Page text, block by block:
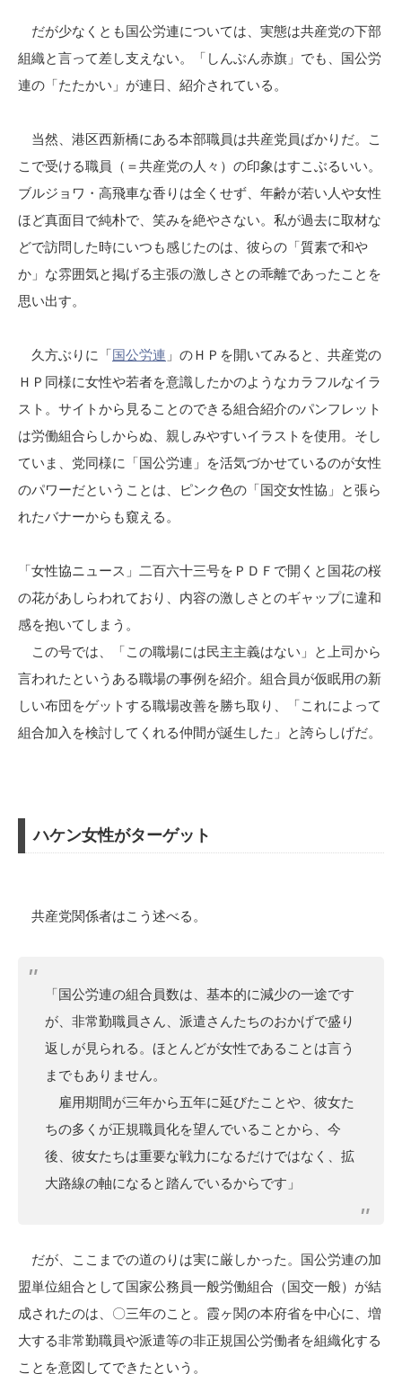
だが少なくとも国公労連については、実態は共産党の下部
組織と言って差し支えない。「しんぶん赤旗」でも、国公労
連の「たたかい」が連日、紹介されている。
当然、港区西新橋にある本部職員は共産党員ばかりだ。こ
こで受ける職員（＝共産党の人々）の印象はすこぶるいい。
ブルジョワ・高飛車な香りは全くせず、年齢が若い人や女性
ほど真面目で純朴で、笑みを絶やさない。私が過去に取材な
どで訪問した時にいつも感じたのは、彼らの「質素で和や
か」な雰囲気と掲げる主張の激しさとの乖離であったことを
思い出す。
久方ぶりに「国公労連 」のＨＰを開いてみると、共産党の
ＨＰ同様に女性や若者を意識したかのようなカラフルなイラ
スト。サイトから見ることのできる組合紹介のパンフレット
は労働組合らしからぬ、親しみやすいイラストを使用。そし
ていま、党同様に「国公労連」を活気づかせているのが女性
のパワーだということは、ピンク色の「国交女性協」と張ら
れたバナーからも窺える。
「女性協ニュース」二百六十三号をＰＤＦで開くと国花の桜
の花があしらわれており、内容の激しさとのギャップに違和
感を抱いてしまう。
この号では、「この職場には民主主義はない」と上司から
言われたというある職場の事例を紹介。組合員が仮眠用の新
しい布団をゲットする職場改善を勝ち取り、「これによって
組合加入を検討してくれる仲間が誕生した」と誇らしげだ。
ハケン女性がターゲット
共産党関係者はこう述べる。
「国公労連の組合員数は、基本的に減少の一途です
が、非常勤職員さん、派遣さんたちのおかげで盛り
返しが見られる。ほとんどが女性であることは言う
までもありません。
雇用期間が三年から五年に延びたことや、彼女た
ちの多くが正規職員化を望んでいることから、今
後、彼女たちは重要な戦力になるだけではなく、拡
大路線の軸になると踏んでいるからです」
だが、ここまでの道のりは実に厳しかった。国公労連の加
盟単位組合として国家公務員一般労働組合（国交一般）が結
成されたのは、〇三年のこと。霞ヶ関の本府省を中心に、増
大する非常勤職員や派遣等の非正規国公労働者を組織化する
ことを意図してできたという。